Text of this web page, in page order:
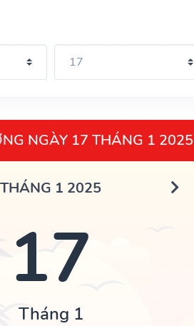
NGÀY 17 THÁNG 1 2025
THÁNG 1 2025
17
Tháng 1